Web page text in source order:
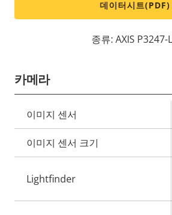
데이터시트(PDF)
종류: AXIS P3247-
카메라
속
성
설
명
속
성
값
이미지 센서
이미지 센서 크기
Lightfinder